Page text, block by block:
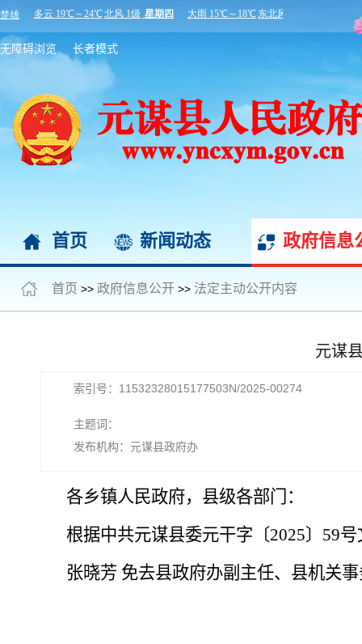
无障碍浏览 长者模式
首页 新闻动态 政府信息
首页 >> 政府信息公开 >> 法定主动公开内容
元谋
索引号：11532328015177503N/2025-00274
主题词：
发布机构：元谋县政府办
各乡镇人民政府，县级各部门：
根据中共元谋县委元干字〔2025〕59
张晓芳 免去县政府办副主任、县机关